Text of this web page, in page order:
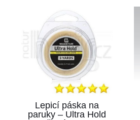
Lepicí páska na
paruky – Ultra Hold